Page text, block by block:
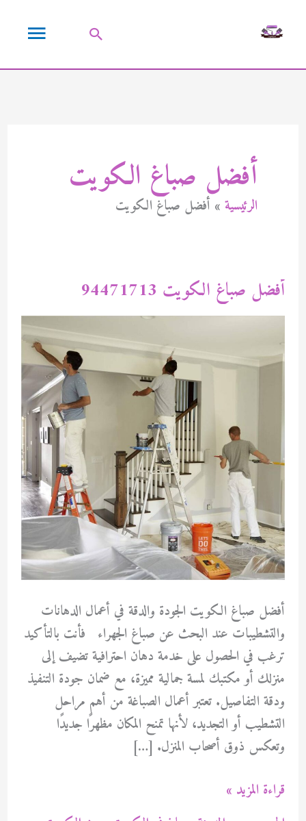
القائمة
البحث
أفضل صباغ الكويت
الرئيسية أفضل صباغ الكويت
أفضل صباغ الكويت 94471713
أفضل صباغ الكويت الجودة والدقة في أعمال الدهانات
والتشطيبات عند البحث عن صباغ الجهراء فأنت بالتأكيد
ترغب في الحصول على خدمة دهان احترافية تضيف إلى
منزلك أو مكتبك لمسة جمالية مميزة، مع ضمان جودة التنفيذ
ودقة التفاصيل. تعتبر أعمال الصباغة من أهم مراحل
التشطيب أو التجديد، لأنها تمنح المكان مظهرًا جديدًا
وتعكس ذوق أصحاب المنزل. […]
أفضل
صباغ
قراءة المزيد »